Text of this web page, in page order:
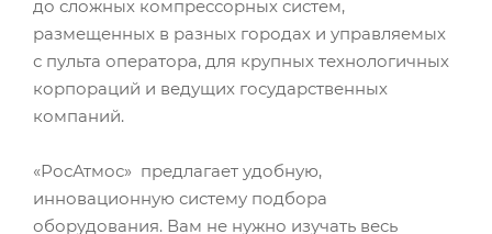
до сложных компрессорных систем,
размещенных в разных городах и управляемых
с пульта оператора, для крупных технологичных
корпораций и ведущих государственных
компаний.
«РосАтмос» предлагает удобную,
инновационную систему подбора
оборудования. Вам не нужно изучать весь